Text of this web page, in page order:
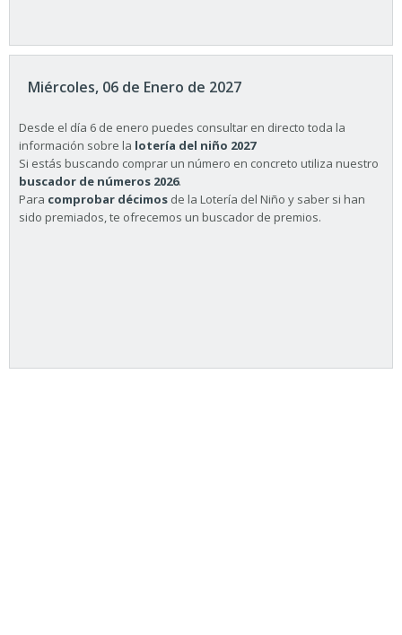
Miércoles, 06 de Enero de 2027
Desde el día 6 de enero puedes consultar en directo toda la
información sobre la lotería del niño 2027
Si estás buscando comprar un número en concreto utiliza nuestro
buscador de números 2026.
Para comprobar décimos de la Lotería del Niño y saber si han
sido premiados, te ofrecemos un buscador de premios.